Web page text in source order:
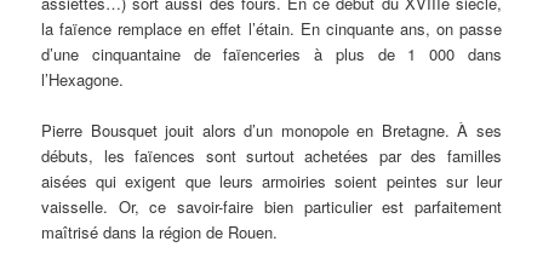
la faïence remplace en effet l’étain. En cinquante ans, on passe
d’une cinquantaine de faïenceries à plus de 1 000 dans
l’Hexagone.
Pierre Bousquet jouit alors d’un monopole en Bretagne. À ses
débuts, les faïences sont surtout achetées par des familles
aisées qui exigent que leurs armoiries soient peintes sur leur
vaisselle. Or, ce savoir-faire bien particulier est parfaitement
maîtrisé dans la région de Rouen.